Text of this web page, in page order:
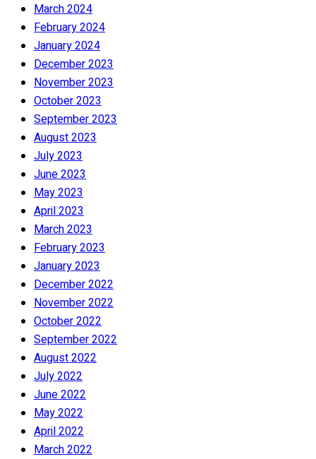
March 2024
February 2024
January 2024
December 2023
November 2023
October 2023
September 2023
August 2023
July 2023
June 2023
May 2023
April 2023
March 2023
February 2023
January 2023
December 2022
November 2022
October 2022
September 2022
August 2022
July 2022
June 2022
May 2022
April 2022
March 2022